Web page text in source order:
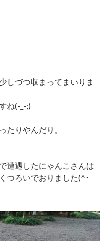
しづつ収まってまいりま
ね(-_-;)
たりやんだり。
遭遇したにゃんこさんは
つろいでおりました(^･